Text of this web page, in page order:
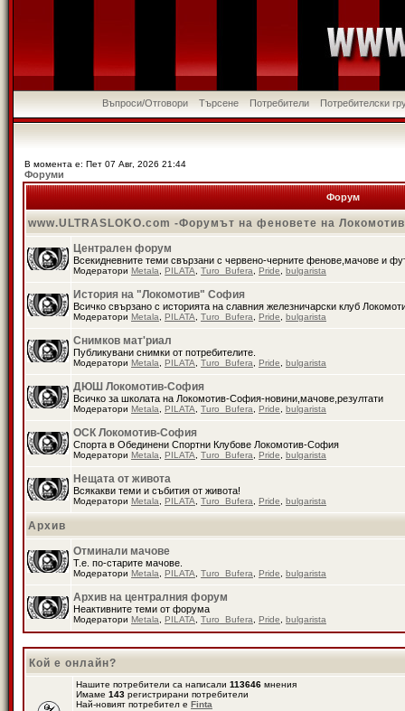
Въпроси/Отговори Търсене Потребители Потребителски
В момента е: Пет 07 Авг, 2026 21:44
Форуми
Форум
www.ULTRASLOKO.com -Форумът на феновете на
Централен форум
Всекидневните теми свързани с червено-черните фенове,мачове и
Модератори Metala PILATA Turo_Bufera Pride bulgarista
История на "Локомотив" София
Всичко свързано с историята на славния железничарски клуб
Модератори Metala PILATA Turo_Bufera Pride bulgarista
Снимков мат'риал
Публикувани снимки от потребителите.
Модератори Metala PILATA Turo_Bufera Pride bulgarista
ДЮШ Локомотив-София
Всичко за школата на Локомотив-София-новини,мачове,резултати
Модератори Metala PILATA Turo_Bufera Pride bulgarista
ОСК Локомотив-София
Спорта в Обединени Спортни Клубове Локомотив-София
Модератори Metala PILATA Turo_Bufera Pride bulgarista
Нещата от живота
Всякакви теми и събития от живота!
Модератори Metala PILATA Turo_Bufera Pride bulgarista
Архив
Отминали мачове
Т.е. по-старите мачове.
Модератори Metala PILATA Turo_Bufera Pride bulgarista
Архив на централния форум
Неактивните теми от форума
Модератори Metala PILATA Turo_Bufera Pride bulgarista
Кой е онлайн?
Нашите потребители са написали 113646 мнения
Имаме 143 регистрирани потребители
Най-новият потребител е Finta